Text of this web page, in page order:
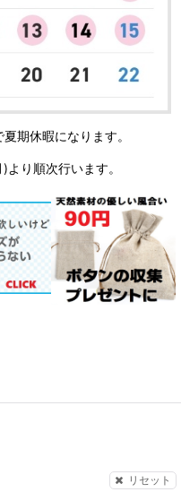
期休暇になります。
り順次行います。
リセット